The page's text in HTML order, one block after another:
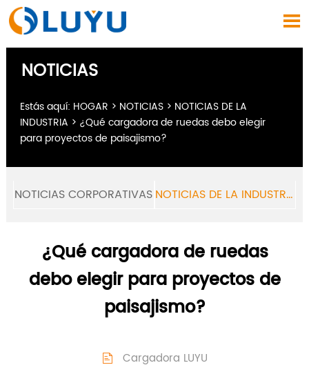

NOTICIAS
Estás aquí: HOGAR > NOTICIAS> NOTICIAS DE LA
INDUSTRIA > ¿Qué cargadora de ruedas debo elegir
para proyectos de paisajismo?
NOTICIAS CORPORATIVAS NOTICIAS DE LA INDUSTRIA
¿Qué cargadora de ruedas
debo elegir para proyectos de
paisajismo?
 Cargadora LUYU